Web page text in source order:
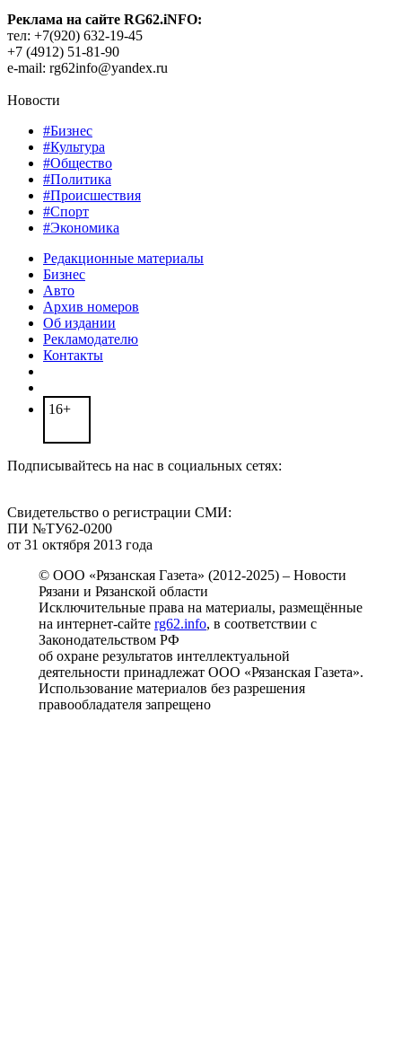
Реклама на сайте RG62.iNFO:
тел: +7(920) 632-19-45
+7 (4912) 51-81-90
e-mail: rg62info@yandex.ru
Новости
#Бизнес
#Культура
#Общество
#Политика
#Происшествия
#Спорт
#Экономика
Редакционные материалы
Бизнес
Авто
Архив номеров
Об издании
Рекламодателю
Контакты
16+
Подписывайтесь на нас в социальных сетях:
Свидетельство о регистрации СМИ:
ПИ №ТУ62-0200
от 31 октября 2013 года
© ООО «Рязанская Газета» (2012-2025) – Новости
Рязани и Рязанской области
Исключительные права на материалы, размещённые
на интернет-сайте rg62.info, в соответствии с
Законодательством РФ
об охране результатов интеллектуальной
деятельности принадлежат ООО «Рязанская Газета».
Использование материалов без разрешения
правообладателя запрещено